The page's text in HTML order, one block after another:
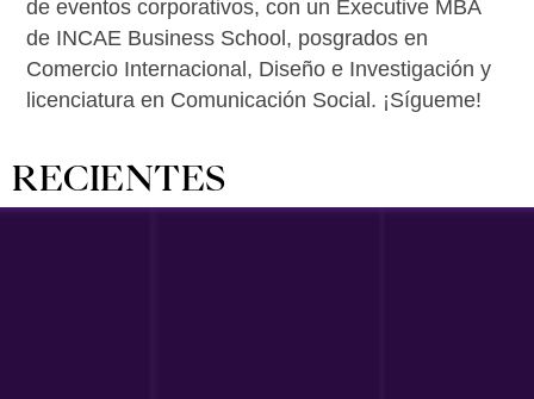
de eventos corporativos, con un Executive MBA
de INCAE Business School, posgrados en
Comercio Internacional, Diseño e Investigación y
licenciatura en Comunicación Social. ¡Sígueme!
RECIENTES